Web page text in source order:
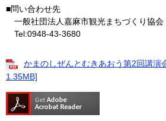
■問い合わせ先
一般社団法人嘉麻市観光まちづくり協会
Tel:0948-43-3680
かまのしぜんとむきあおう第2回講演
1.35MB]